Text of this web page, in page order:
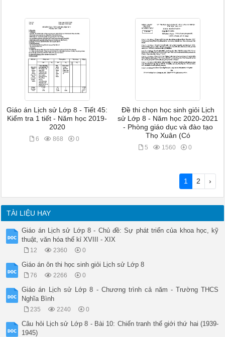
Giáo án Lịch sử Lớp 8 - Tiết 45:
Kiểm tra 1 tiết - Năm học 2019-
2020
6 868 0
Đề thi chọn học sinh giỏi Lịch
sử Lớp 8 - Năm học 2020-2021
- Phòng giáo dục và đào tạo
Thọ Xuân (Có
5 1560 0
1 2 ›
TÀI LIỆU HAY
Giáo án Lịch sử Lớp 8 - Chủ đề: Sự phát triển của khoa học, kỹ
thuật, văn hóa thế kỉ XVIII - XIX
12 2360 0
Giáo án ôn thi học sinh giỏi Lịch sử Lớp 8
76 2266 0
Giáo án Lịch sử Lớp 8 - Chương trình cả năm - Trường THCS
Nghĩa Bình
235 2240 0
Câu hỏi Lịch sử Lớp 8 - Bài 10: Chiến tranh thế giới thứ hai (1939-
1945)